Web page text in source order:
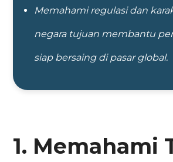
Memahami regulasi dan
negara tujuan membantu
siap bersaing di pasar global.
1. Memahami